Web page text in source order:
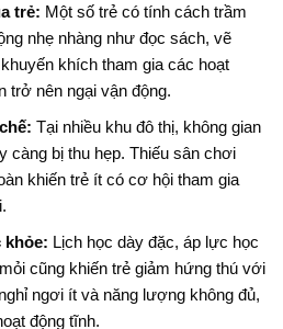
trẻ: Một số trẻ có tính cách trầm
nhẹ nhàng như đọc sách, vẽ
khích tham gia các hoạt
trở nên ngại vận động.
Tại nhiều khu đô thị, không gian
càng bị thu hẹp. Thiếu sân chơi
khiến trẻ ít có cơ hội tham gia
khỏe: Lịch học dày đặc, áp lực học
cũng khiến trẻ giảm hứng thú với
ngơi ít và năng lượng không đủ,
động tĩnh.